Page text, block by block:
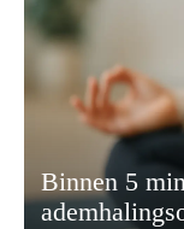
Binnen 5